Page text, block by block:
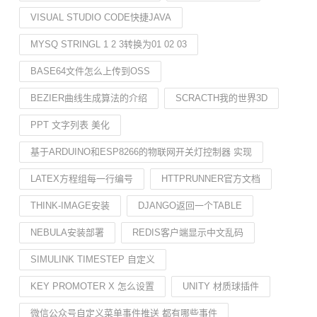
VISUAL STUDIO CODE快捷JAVA
MYSQ STRINGL 1 2 3转换为01 02 03
BASE64文件怎么上传到OSS
BEZIER曲线生成算法的介绍 SCRACTH我的世界3D
PPT 文字列表 美化
基于ARDUINO和ESP8266的物联网开关灯控制器 实现
LATEX方程组每一行编号 HTTPRUNNER官方文档
THINK-IMAGE安装 DJANGO返回一个TABLE
NEBULA安装部署 REDIS客户端显示中文乱码
SIMULINK TIMESTEP 自定义
KEY PROMOTER X 怎么设置 UNITY 材质球插件
微信公众号自定义菜单事件推送 都有哪些事件